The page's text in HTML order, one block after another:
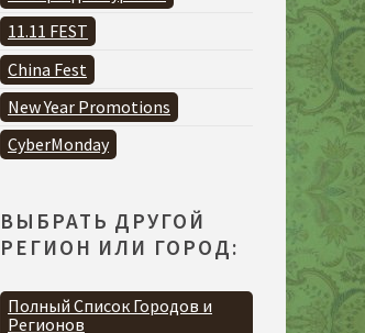
11.11 FEST
China Fest
New Year Promotions
CyberMonday
ВЫБРАТЬ ДРУГОЙ
РЕГИОН ИЛИ ГОРОД:
Полный Список Городов и
Регионов